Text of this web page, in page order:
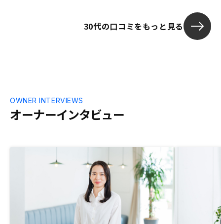
手助けにも期待しております。30代の口コミをもっと見る
オーナーインタビュー
OWNER INTERVIEWS